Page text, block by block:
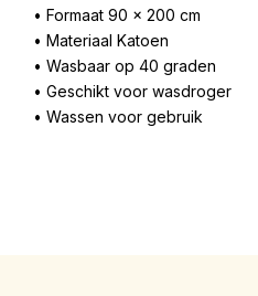
• Formaat 90 x 200 cm
• Materiaal Katoen
• Wasbaar op 40 graden
• Geschikt voor wasdroger
• Wassen voor gebruik